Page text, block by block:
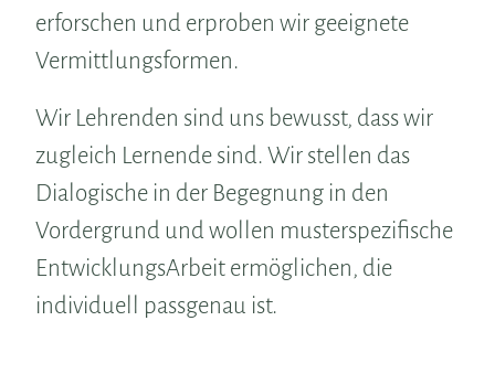
erforschen und erproben wir geeignete
Vermittlungsformen.
Wir Lehrenden sind uns bewusst, dass wir
zugleich Lernende sind. Wir stellen das
Dialogische in der Begegnung in den
Vordergrund und wollen musterspezifische
EntwicklungsArbeit ermöglichen, die
individuell passgenau ist.